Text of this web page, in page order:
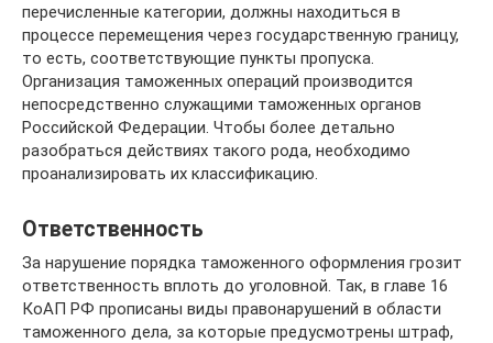
перечисленные категории, должны находиться в
процессе перемещения через государственную границу,
то есть, соответствующие пункты пропуска.
Организация таможенных операций производится
непосредственно служащими таможенных органов
Российской Федерации. Чтобы более детально
разобраться действиях такого рода, необходимо
проанализировать их классификацию.
Ответственность
За нарушение порядка таможенного оформления грозит
ответственность вплоть до уголовной. Так, в главе 16
КоАП РФ прописаны виды правонарушений в области
таможенного дела, за которые предусмотрены штраф,